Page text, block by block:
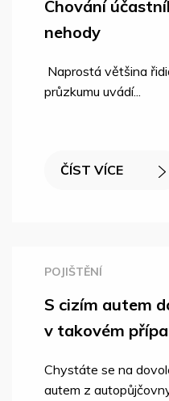
Chování
nehody
Naprostá většina
průzkumu uvádí...
ČÍST VÍCE
POJIŠTĚNÍ
S cizím autem
v takovém
Chystáte se na
autem z